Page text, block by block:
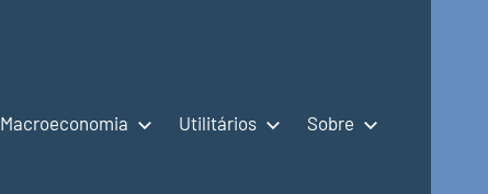
Macroeconomia Utilitários Sobre